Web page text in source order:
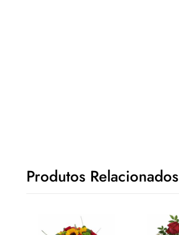
Produtos Relacionados